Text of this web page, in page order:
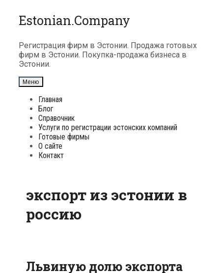
Перейти
к
Estonian.Company
Регистрация фирм в Эстонии. Продажа готовых
фирм в Эстонии. Покупка-продажа бизнеса в
Эстонии.
Меню
Главная
Блог
Справочник
Услуги по регистрации эстонских компаний
Готовые фирмы
О сайте
Контакт
экспорт из эстонии в
россию
Львиную долю экспорта